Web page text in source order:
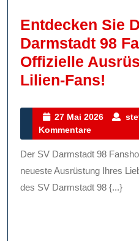
Entdecken Sie
Darmstadt 98
Offizielle
Lilien-Fans!
Den
98
27 Mai 2026
27
2026
Kommentare
Der SV Darmstadt 98 Fanshop: Holen Sie sich die
neueste Ausrüstung Ihres
des SV Darmstadt 98 {...}